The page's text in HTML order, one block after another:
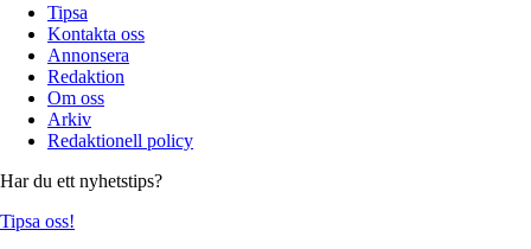
Tipsa
Kontakta oss
Annonsera
Redaktion
Om oss
Arkiv
Redaktionell policy
Har du ett nyhetstips?
Tipsa oss!